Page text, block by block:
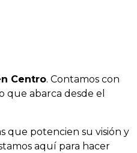
Centro. Contamos con
abarca desde el
que potencien su visión y
aquí para hacer